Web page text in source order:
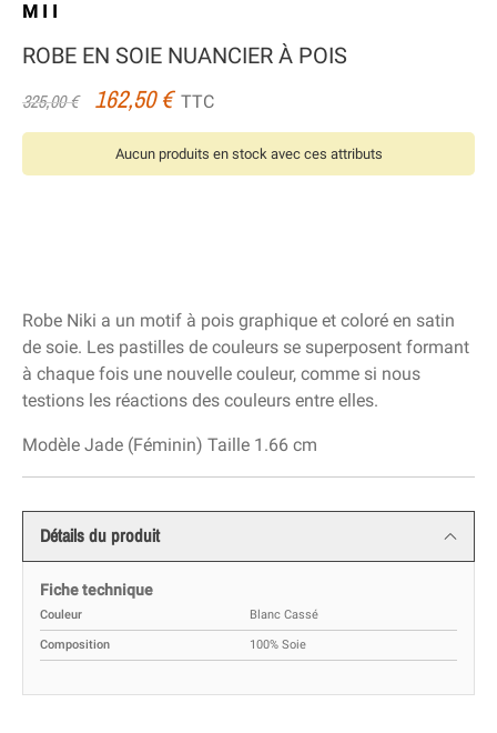
MII
ROBE EN SOIE NUANCIER À POIS
325,00 € 162,50 €TTC
Aucun produits en stock avec ces attributs
Robe Niki a un motif à pois graphique et coloré en satin
de soie. Les pastilles de couleurs se superposent formant
à chaque fois une nouvelle couleur, comme si nous
testions les réactions des couleurs entre elles.
Modèle Jade (Féminin) Taille 1.66 cm
Détails du produit
Fiche technique
Couleur Blanc Cassé
Composition 100% Soie